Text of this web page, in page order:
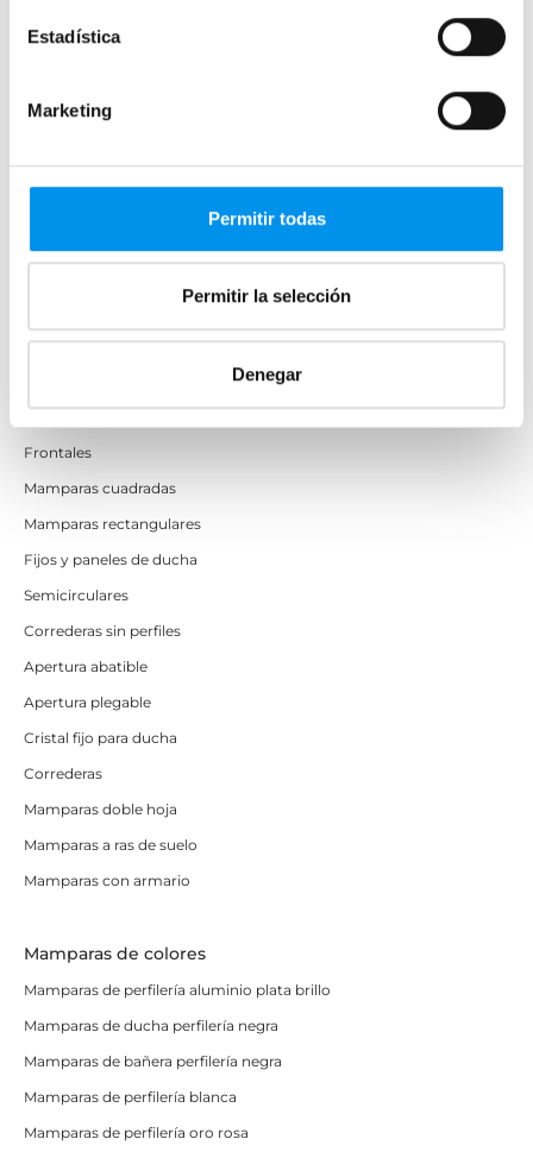
Estadística
Marketing
Permitir todas
Permitir la selección
Denegar
Bañeras en esquina
Mamparas de bañera sin perfilería
Plegables
Frontales
Mamparas cuadradas
Mamparas rectangulares
Fijos y paneles de ducha
Semicirculares
Correderas sin perfiles
Apertura abatible
Apertura plegable
Cristal fijo para ducha
Correderas
Mamparas doble hoja
Mamparas a ras de suelo
Mamparas con armario
Mamparas de colores
Mamparas de perfilería aluminio plata brillo
Mamparas de ducha perfilería negra
Mamparas de bañera perfilería negra
Mamparas de perfilería blanca
Mamparas de perfilería oro rosa